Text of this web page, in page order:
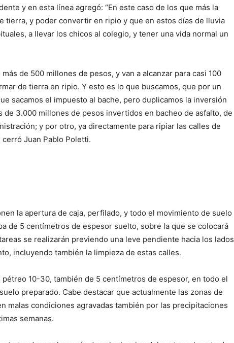
y en esta línea agregó: “En este caso de los que más la
tierra, y poder convertir en ripio y que en estos días de lluvia
a llevar los chicos al colegio, y tener una vida normal un
de 500 millones de pesos, y van a alcanzar para casi 100
de tierra en ripio. Y esto es lo que buscamos, que por un
sacamos el impuesto al bache, pero duplicamos la inversión
de 3.000 millones de pesos invertidos en bacheo de asfalto, de
y por otro, ya directamente para ripiar las calles de
Juan Pablo Poletti.
la apertura de caja, perfilado, y todo el movimiento de suelo
de 5 centímetros de espesor suelto, sobre la que se colocará
se realizarán previendo una leve pendiente hacia los lados
incluyendo también la limpieza de estas calles.
10-30, también de 5 centímetros de espesor, en todo el
preparado. Cabe destacar que actualmente las zonas de
malas condiciones agravadas también por las precipitaciones
semanas.